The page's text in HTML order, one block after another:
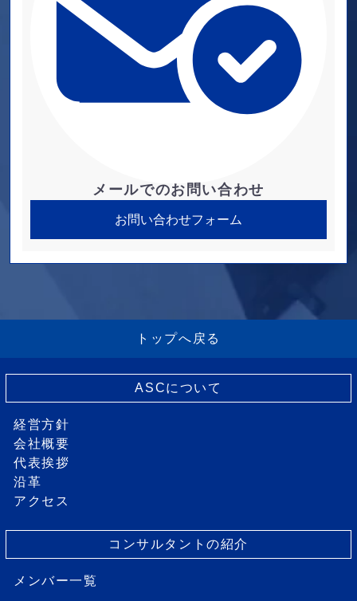
メールでのお問い合わせ
お問い合わせフォーム
トップへ戻る
ASCについて
経営方針
会社概要
代表挨拶
沿革
アクセス
コンサルタントの紹介
メンバー一覧